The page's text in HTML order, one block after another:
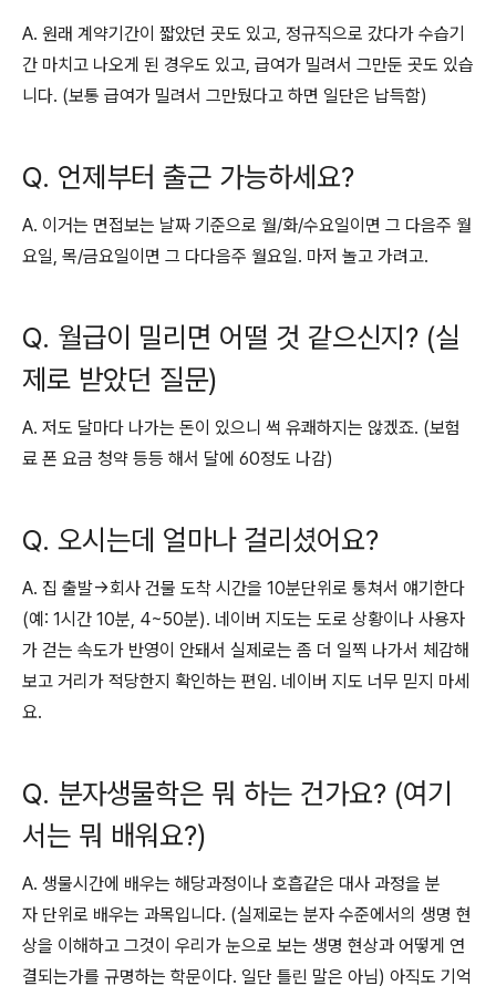
A. 원래 계약기간이 짧았던 곳도 있고, 정규직으로 갔다가 수습기
간 마치고 나오게 된 경우도 있고, 급여가 밀려서 그만둔 곳도 있습
니다. (보통 급여가 밀려서 그만뒀다고 하면 일단은 납득함)
Q. 언제부터 출근 가능하세요?
A. 이거는 면접보는 날짜 기준으로 월/화/수요일이면 그 다음주 월
요일, 목/금요일이면 그 다다음주 월요일. 마저 놀고 가려고.
Q. 월급이 밀리면 어떨 것 같으신지? (실
제로 받았던 질문)
A. 저도 달마다 나가는 돈이 있으니 썩 유쾌하지는 않겠죠. (보험
료 폰 요금 청약 등등 해서 달에 60정도 나감)
Q. 오시는데 얼마나 걸리셨어요?
A. 집 출발->회사 건물 도착 시간을 10분단위로 퉁쳐서 얘기한다
(예: 1시간 10분, 4~50분). 네이버 지도는 도로 상황이나 사용자
가 걷는 속도가 반영이 안돼서 실제로는 좀 더 일찍 나가서 체감해
보고 거리가 적당한지 확인하는 편임. 네이버 지도 너무 믿지 마세
요.
Q. 분자생물학은 뭐 하는 건가요? (여기
서는 뭐 배워요?)
A. 생물시간에 배우는 해당과정이나 호흡같은 대사 과정을 분
자 단위로 배우는 과목입니다. (실제로는 분자 수준에서의 생명 현
상을 이해하고 그것이 우리가 눈으로 보는 생명 현상과 어떻게 연
결되는가를 규명하는 학문이다. 일단 틀린 말은 아님) 아직도 기억